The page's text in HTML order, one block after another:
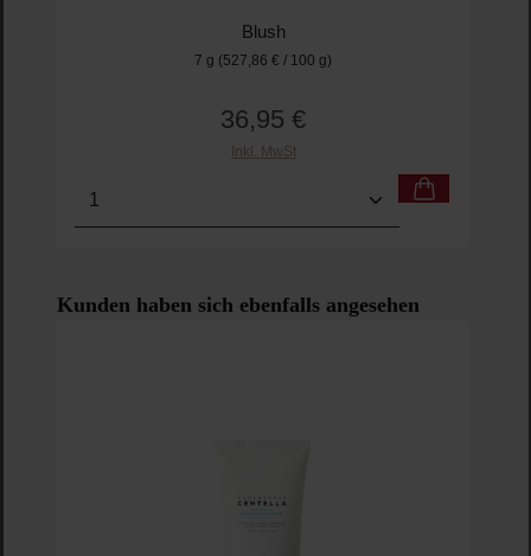
Blush
7 g (527,86 € / 100 g)
Regulärer Preis:
36,95 €
Inkl. MwSt
Produkt Anzahl: Gib den gewünschten Wert
Produktgalerie überspringen
Kunden haben sich ebenfalls angesehen